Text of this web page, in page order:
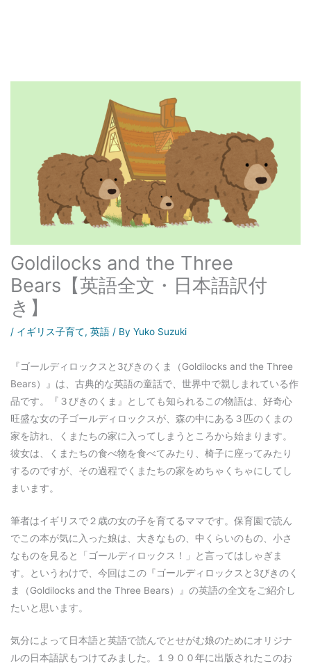
Goldilocks and the Three
Bears【英語全文・日本語訳付
き】
/ イギリス子育て, 英語 / By Yuko Suzuki
『ゴールディロックスと3びきのくま（Goldilocks and the Three
Bears）』は、古典的な英語の童話で、世界中で親しまれている作
品です。『３びきのくま』としても知られるこの物語は、好奇心
旺盛な女の子ゴールディロックスが、森の中にある３匹のくまの
家を訪れ、くまたちの家に入ってしまうところから始まります。
彼女は、くまたちの食べ物を食べてみたり、椅子に座ってみたり
するのですが、その過程でくまたちの家をめちゃくちゃにしてし
まいます。
筆者はイギリスで２歳の女の子を育てるママです。保育園で読ん
でこの本が気に入った娘は、大きなもの、中くらいのもの、小さ
なものを見ると「ゴールディロックス！」と言ってはしゃぎま
す。というわけで、今回はこの『ゴールディロックスと3びきのく
ま（Goldilocks and the Three Bears）』の英語の全文をご紹介し
たいと思います。
気分によって日本語と英語で読んでとせがむ娘のためにオリジナ
ルの日本語訳もつけてみました。１９００年に出版されたこのお